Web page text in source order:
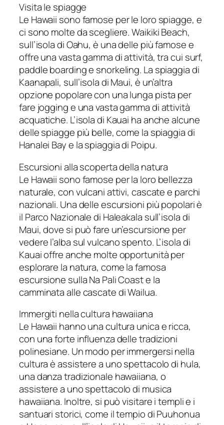
Visita le spiagge
Le Hawaii sono famose per le loro spiagge, e
ci sono molte da scegliere. Waikiki Beach,
sull’isola di Oahu, è una delle più famose e
offre una vasta gamma di attività, tra cui surf,
paddle boarding e snorkeling. La spiaggia di
Kaanapali, sull’isola di Maui, è un’altra
opzione popolare con una lunga pista per
fare jogging e una vasta gamma di attività
acquatiche. L’isola di Kauai ha anche alcune
delle spiagge più belle, come la spiaggia di
Hanalei Bay e la spiaggia di Poipu.
Escursioni alla scoperta della natura
Le Hawaii sono famose per la loro bellezza
naturale, con vulcani attivi, cascate e parchi
nazionali. Una delle escursioni più popolari è
il Parco Nazionale di Haleakala sull’isola di
Maui, dove si può fare un’escursione per
vedere l’alba sul vulcano spento. L’isola di
Kauai offre anche molte opportunità per
esplorare la natura, come la famosa
escursione sulla Na Pali Coast e la
camminata alle cascate di Wailua.
Immergiti nella cultura hawaiiana
Le Hawaii hanno una cultura unica e ricca,
con una forte influenza delle tradizioni
polinesiane. Un modo per immergersi nella
cultura è assistere a uno spettacolo di hula,
una danza tradizionale hawaiiana, o
assistere a uno spettacolo di musica
hawaiiana. Inoltre, si può visitare i templi e i
santuari storici, come il tempio di Puuhonua